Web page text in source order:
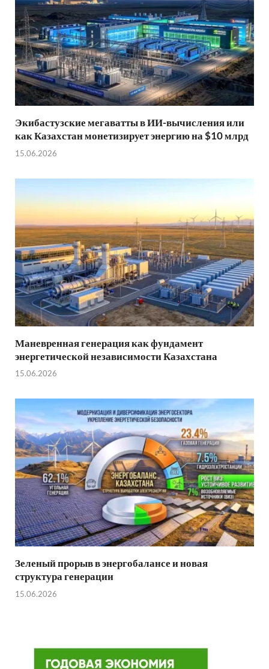
Экибастузские мегаватты в ИИ-вычисления или
как Казахстан монетизирует энергию на $10 млрд
15.06.2026
Маневренная генерация как фундамент
энергетической независимости Казахстана
15.06.2026
Зеленый прорыв в энергобалансе и новая
структура генерации
15.06.2026